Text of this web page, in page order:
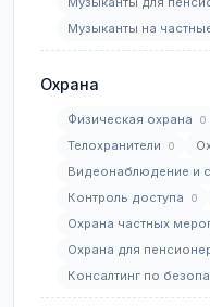
Музыканты на
Охрана
Физическая охрана 0
Телохранители 0
Видеонаблюдение и
Контроль доступа 0
Охрана частных
Охрана для
Консалтинг по